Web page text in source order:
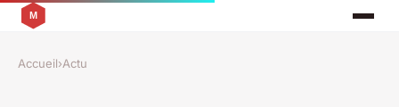
Accueil›Actu